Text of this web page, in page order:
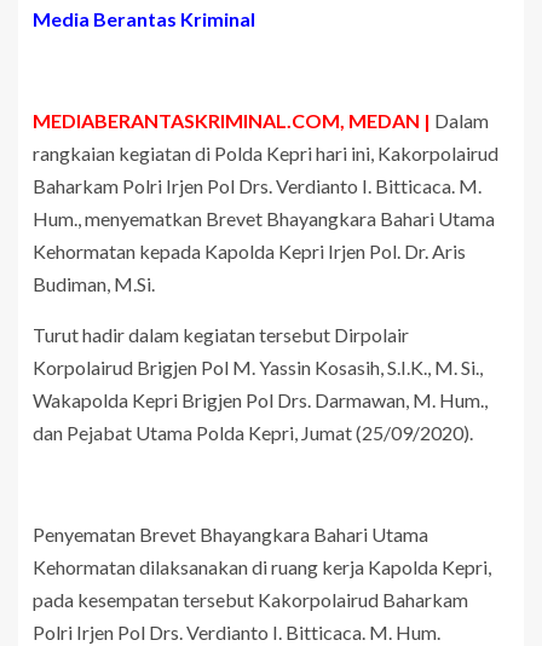
Media Berantas Kriminal
MEDIABERANTASKRIMINAL.COM, MEDAN | Dalam
rangkaian kegiatan di Polda Kepri hari ini, Kakorpolairud
Baharkam Polri Irjen Pol Drs. Verdianto I. Bitticaca. M.
Hum., menyematkan Brevet Bhayangkara Bahari Utama
Kehormatan kepada Kapolda Kepri Irjen Pol. Dr. Aris
Budiman, M.Si.
Turut hadir dalam kegiatan tersebut Dirpolair
Korpolairud Brigjen Pol M. Yassin Kosasih, S.I.K., M. Si.,
Wakapolda Kepri Brigjen Pol Drs. Darmawan, M. Hum.,
dan Pejabat Utama Polda Kepri, Jumat (25/09/2020).
Penyematan Brevet Bhayangkara Bahari Utama
Kehormatan dilaksanakan di ruang kerja Kapolda Kepri,
pada kesempatan tersebut Kakorpolairud Baharkam
Polri Irjen Pol Drs. Verdianto I. Bitticaca. M. Hum.